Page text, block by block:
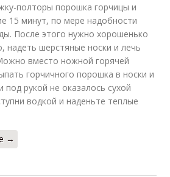
полторы порошка горчицы и
15 минут, по мере надобности
После этого нужно хорошенько
надеть шерстяные носки и лечь
вместо ножной горячей
горчичного порошка в носки и
под рукой не оказалось сухой
водкой и наденьте теплые
→